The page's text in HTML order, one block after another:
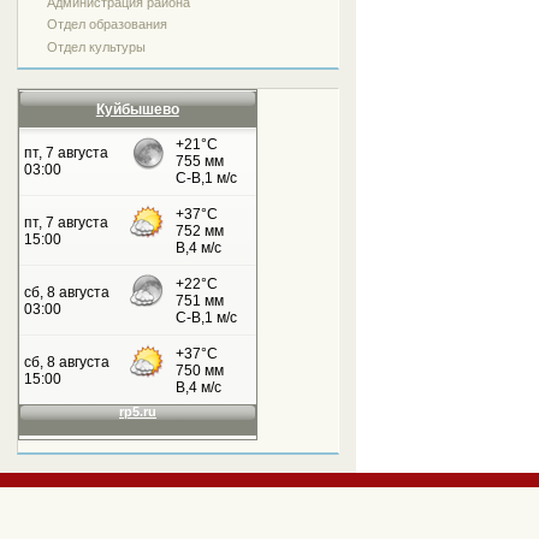
Отдел образования
Отдел культуры
Куйбышево